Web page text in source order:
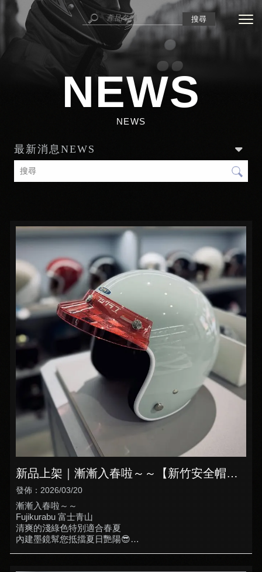
NEWS
最新消息NEWS
新品上架｜漸漸入春啦～～【新竹安全帽
店】【竹北安全帽推薦】
發佈：2026/03/20
漸漸入春啦～～
Fujikurabu 富士青山
清爽的淺綠色特別適合春夏
內建墨鏡幫您抵擋夏日艷陽😎